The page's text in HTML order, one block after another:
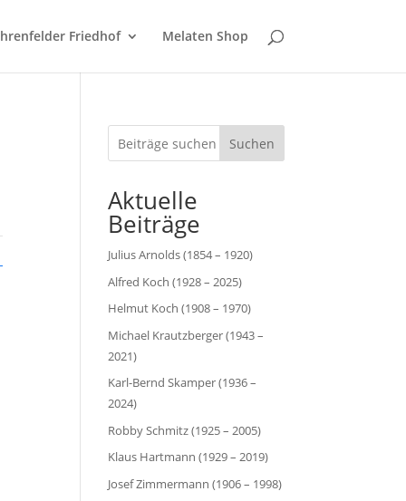
Friedhof Melaten Shop
Suchen
Aktuelle
Beiträge
Julius Arnolds (1854 – 1920)
Alfred Koch (1928 – 2025)
Helmut Koch (1908 – 1970)
Michael Krautzberger (1943 –
2021)
Karl-Bernd Skamper (1936 –
2024)
Robby Schmitz (1925 – 2005)
Klaus Hartmann (1929 – 2019)
Josef Zimmermann (1906 – 1998)